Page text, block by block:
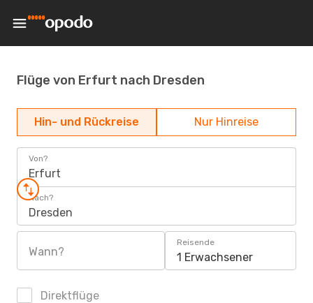
Flüge von Erfurt nach Dresden
Hin- und Rückreise Nur Hinreise
Von?
Erfurt
Nach?
Dresden
Wann?
Reisende
1 Erwachsener
Direktflüge